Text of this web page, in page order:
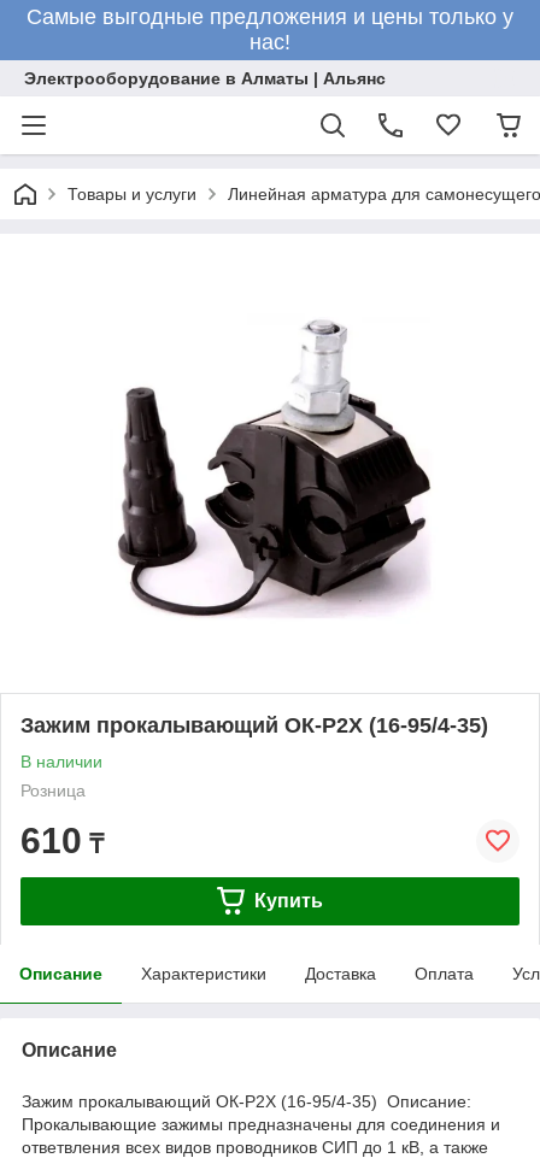
Самые выгодные предложения и цены только у
нас!
Электрооборудование в Алматы | Альянс
Товары и услуги Линейная арматура для
Зажим прокалывающий ОК-Р2Х (16-95/4-35)
В наличии
Розница
610 ₸
Купить
Описание Характеристики Доставка Оплата
Описание
Зажим прокалывающий ОК-Р2Х (16-95/4-35) Описание:
Прокалывающие зажимы предназначены для соединения и
ответвления всех видов проводников СИП до 1 кВ, а также